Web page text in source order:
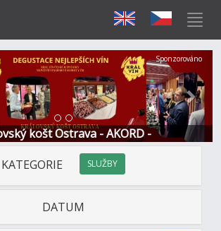
košt Ostrava - AKORD -
Další
Sponzorováno
KATEGORIE SLUŽBY
DATUM